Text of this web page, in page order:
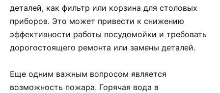
деталей, как фильтр или корзина для столовых
приборов. Это может привести к снижению
эффективности работы посудомойки и требовать
дорогостоящего ремонта или замены деталей.
Еще одним важным вопросом является
возможность пожара. Горячая вода в